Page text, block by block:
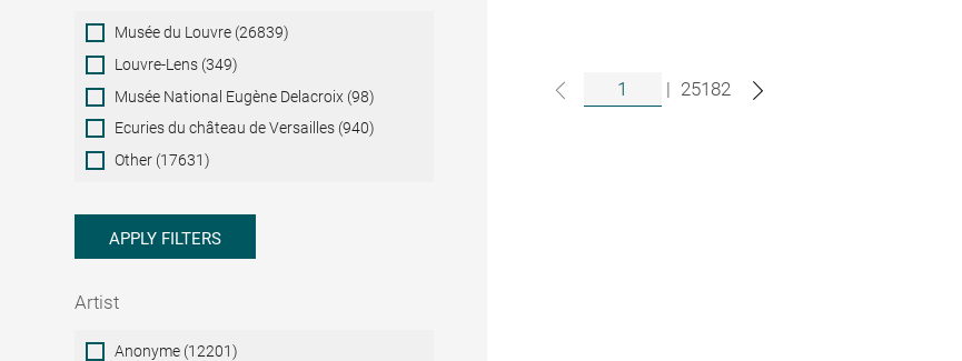
On
display
Musée du Louvre (26839)
Louvre-Lens (349)
Musée National Eugène Delacroix (98)
Ecuries du château de Versailles (940)
Other (17631)
APPLY FILTERS
Artist
ArtistAnonyme (12201)
| 25182